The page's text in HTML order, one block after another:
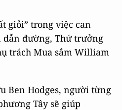
giỏi” trong việc can
dẫn đường, Thứ trưởng
trách Mua sắm William
Ben Hodges, người từng
Tây sẽ giúp